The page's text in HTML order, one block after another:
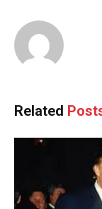
Related